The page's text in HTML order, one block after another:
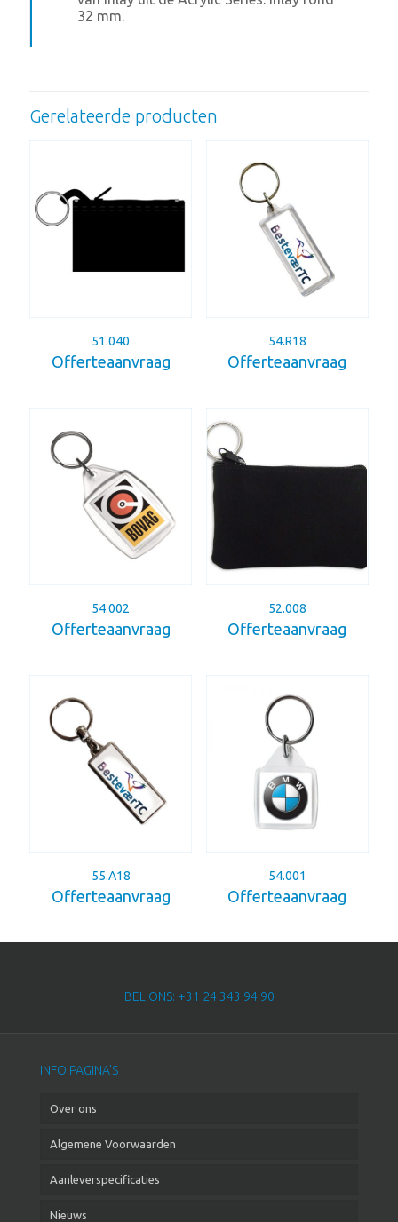
32 mm.
Gerelateerde producten
51.040
Offerteaanvraag
54.R18
Offerteaanvraag
54.002
Offerteaanvraag
52.008
Offerteaanvraag
55.A18
Offerteaanvraag
54.001
Offerteaanvraag
BEL ONS: +31 24 343 94 90
INFO PAGINA’S
Over ons
Algemene Voorwaarden
Aanleverspecificaties
Nieuws